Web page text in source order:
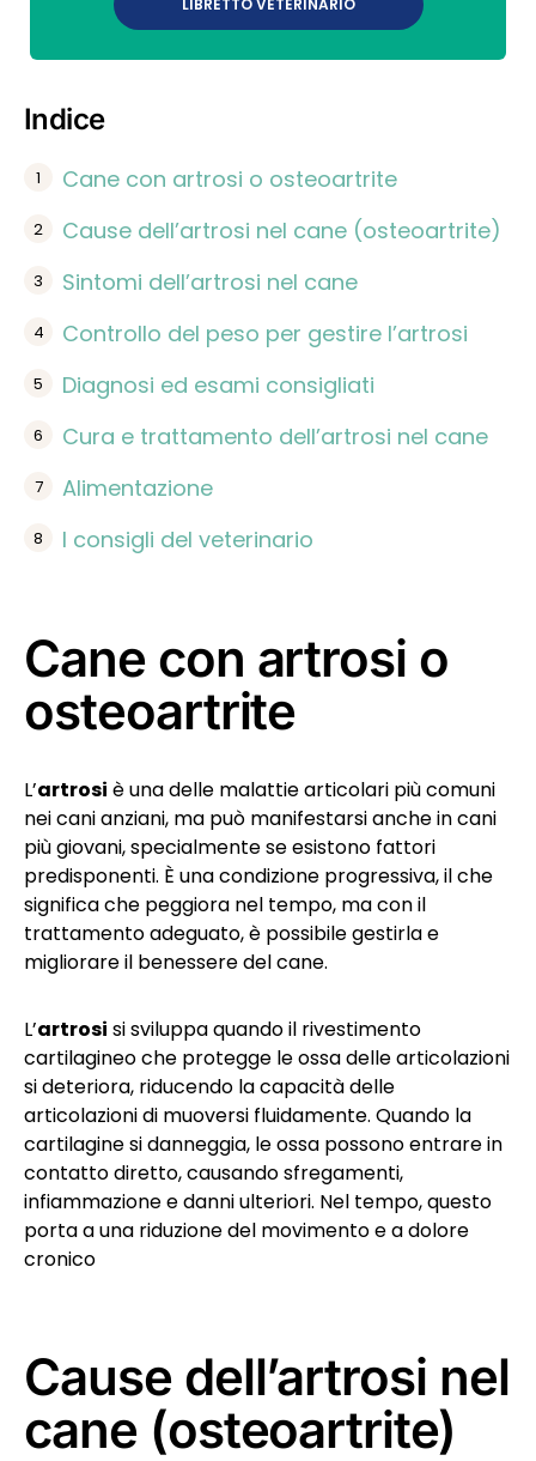
LIBRETTO VETERINARIO
Indice
Cane con artrosi o osteoartrite
Cause dell’artrosi nel cane (osteoartrite)
Sintomi dell’artrosi nel cane
Controllo del peso per gestire l’artrosi
Diagnosi ed esami consigliati
Cura e trattamento dell’artrosi nel cane
Alimentazione
I consigli del veterinario
Cane con artrosi o
osteoartrite
L’artrosi è una delle malattie articolari più comuni
nei cani anziani, ma può manifestarsi anche in cani
più giovani, specialmente se esistono fattori
predisponenti. È una condizione progressiva, il che
significa che peggiora nel tempo, ma con il
trattamento adeguato, è possibile gestirla e
migliorare il benessere del cane.
L’artrosi si sviluppa quando il rivestimento
cartilagineo che protegge le ossa delle articolazioni
si deteriora, riducendo la capacità delle
articolazioni di muoversi fluidamente. Quando la
cartilagine si danneggia, le ossa possono entrare in
contatto diretto, causando sfregamenti,
infiammazione e danni ulteriori. Nel tempo, questo
porta a una riduzione del movimento e a dolore
cronico
Cause dell’artrosi nel
cane (osteoartrite)